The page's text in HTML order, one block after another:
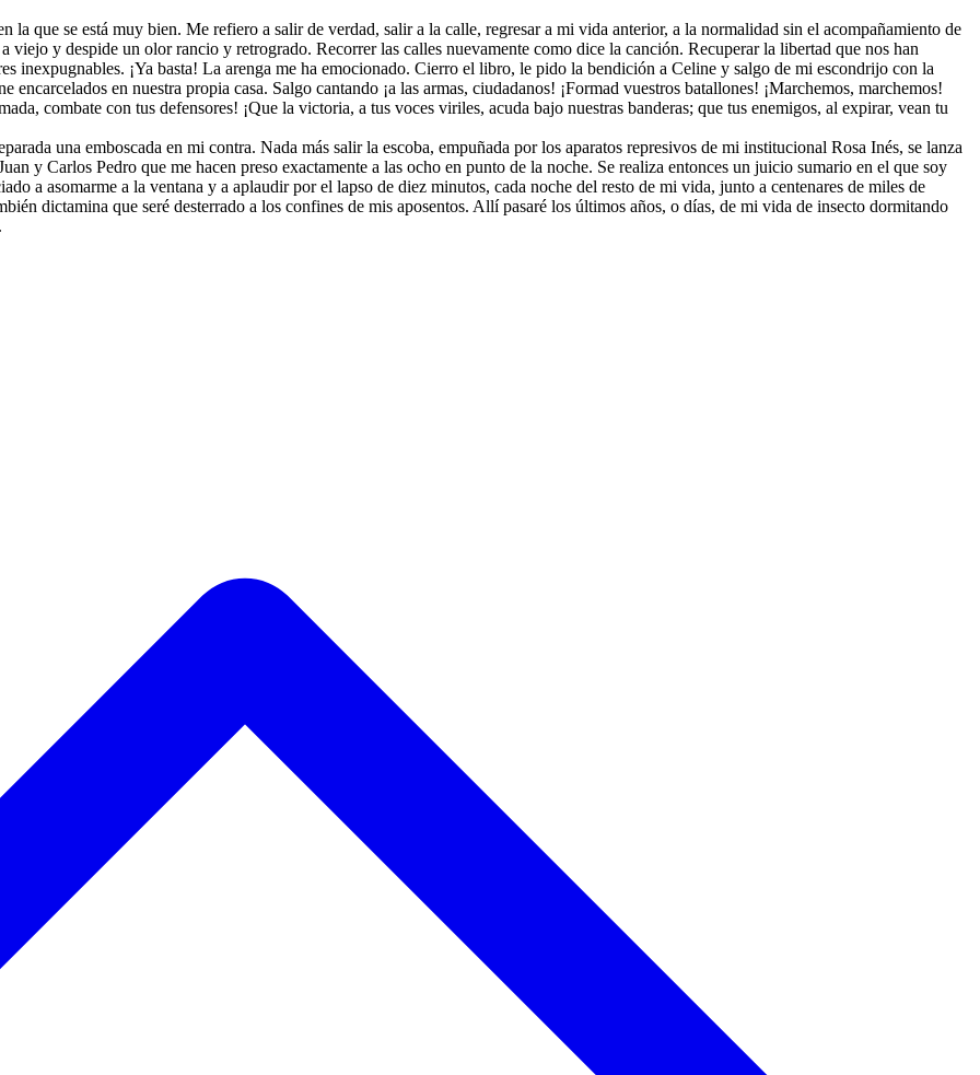
la que se está muy bien. Me refiero a salir de verdad, salir a la calle, regresar a mi vida anterior, a la normalidad sin el acompañamiento de
viejo y despide un olor rancio y retrogrado. Recorrer las calles nuevamente como dice la canción. Recuperar la libertad que nos han
inexpugnables. ¡Ya basta! La arenga me ha emocionado. Cierro el libro, le pido la bendición a Celine y salgo de mi escondrijo con la
en nuestra propia casa. Salgo cantando ¡a las armas, ciudadanos! ¡Formad vuestros batallones! ¡Marchemos, marchemos!
combate con tus defensores! ¡Que la victoria, a tus voces viriles, acuda bajo nuestras banderas; que tus enemigos, al expirar, vean tu
una emboscada en mi contra. Nada más salir la escoba, empuñada por los aparatos represivos de mi institucional Rosa Inés, se lanza
y Carlos Pedro que me hacen preso exactamente a las ocho en punto de la noche. Se realiza entonces un juicio sumario en el que soy
a asomarme a la ventana y a aplaudir por el lapso de diez minutos, cada noche del resto de mi vida, junto a centenares de miles de
dictamina que seré desterrado a los confines de mis aposentos. Allí pasaré los últimos años, o días, de mi vida de insecto dormitando